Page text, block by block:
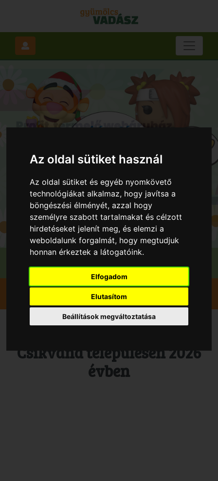
Az oldal sütiket használ
Az oldal sütiket és egyéb nyomkövető
technológiákat alkalmaz, hogy javítsa a
böngészési élményét, azzal hogy
személyre szabott tartalmakat és célzott
hirdetéseket jelenít meg, és elemzi a
weboldalunk forgalmát, hogy megtudjuk
honnan érkeztek a látogatóink.
Elfogadom
Elutasítom
Beállítások megváltoztatása
Szedd magad Őszibarack
Csikvánd
Csikvánd településen 2026
évben